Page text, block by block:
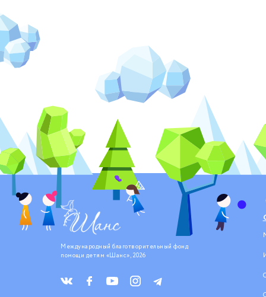
Международный благотворительный фонд
помощи детям «Шанс», 2026